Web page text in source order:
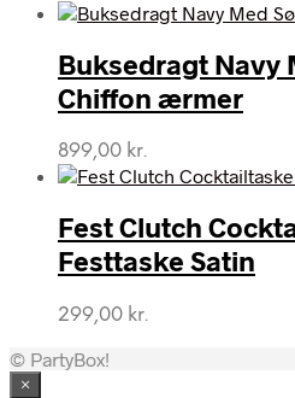
Buksedragt Navy
Chiffon ærmer
899,00 kr.
Fest Clutch
Festtaske Satin
299,00 kr.
© PartyBox!
×